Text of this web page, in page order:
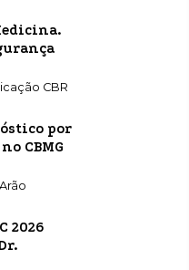
CBR
por
CBMG
2026